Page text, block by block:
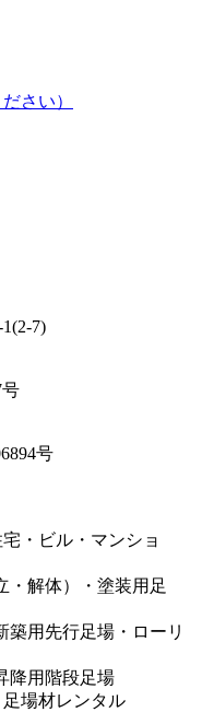
さい）
7)
号
・ビル・マンショ
・解体）・塗装用足
築用先行足場・ローリ
降用階段足場
場材レンタル